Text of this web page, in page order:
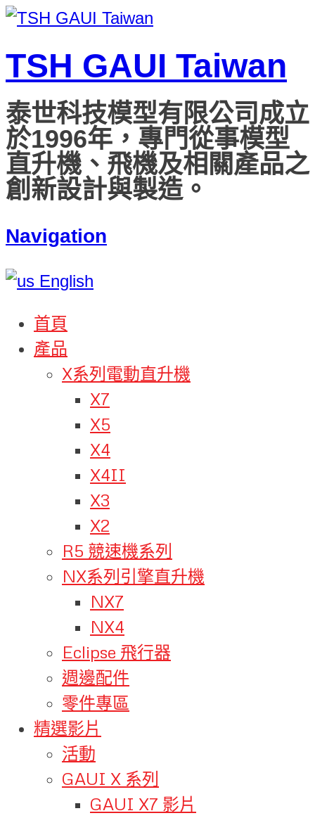
TSH GAUI Taiwan
泰世科技模型有限公司成立
於1996年，專門從事模型
直升機、飛機及相關產品之
創新設計與製造。
Navigation
English
首頁
產品
X系列電動直升機
X7
X5
X4
X4II
X3
X2
R5 競速機系列
NX系列引擎直升機
NX7
NX4
Eclipse 飛行器
週邊配件
零件專區
精選影片
活動
GAUI X 系列
GAUI X7 影片